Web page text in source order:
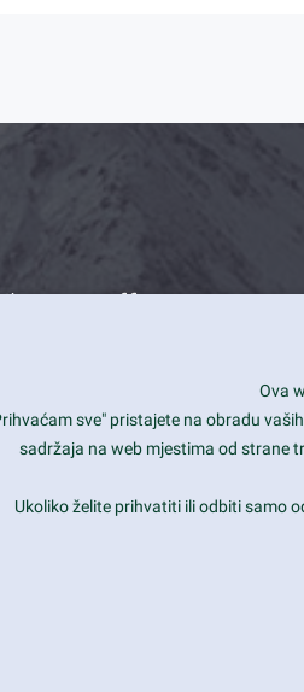
we offer
Is your website user friendly?
Ark offers weekly stunning designs.
Why our customers love Ark?
Ova
sve" pristajete na obradu
sadržaja na web mjestima od strane
Ukoliko želite prihvatiti ili odbiti samo